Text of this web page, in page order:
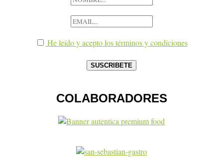
He leído y acepto los términos y condiciones
COLABORADORES